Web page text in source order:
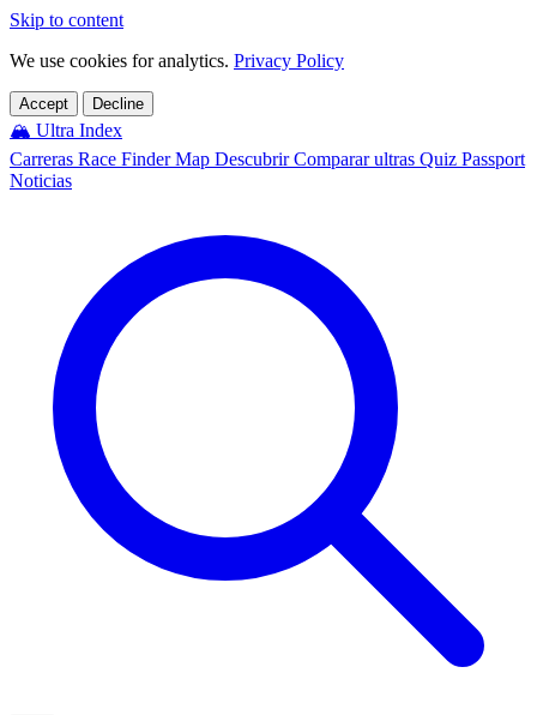
Skip to content
We use cookies for analytics. Privacy Policy
Accept Decline
🏔️ Ultra Index
Carreras Race FinderMap DescubrirComparar ultras Quiz Passport
Noticias